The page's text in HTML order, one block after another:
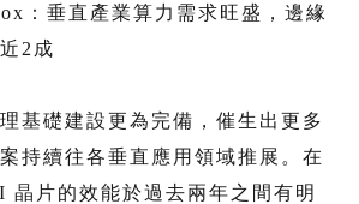
：垂直產業算力需求旺盛，邊緣
2成
基礎建設更為完備，催生出更多
持續往各垂直應用領域推展。在
晶片的效能於過去兩年之間有明